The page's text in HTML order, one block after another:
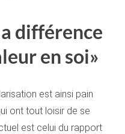
différence
en soi»
est ainsi pain
ont tout loisir de se
est celui du rapport